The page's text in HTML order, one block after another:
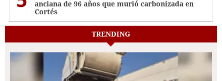
anciana de 96 años que murió carbonizada en
Cortés
TRENDING